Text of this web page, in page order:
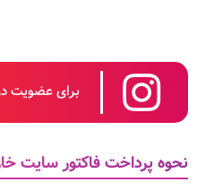
برای عضویت
نحوه پرداخت فاکتور سایت